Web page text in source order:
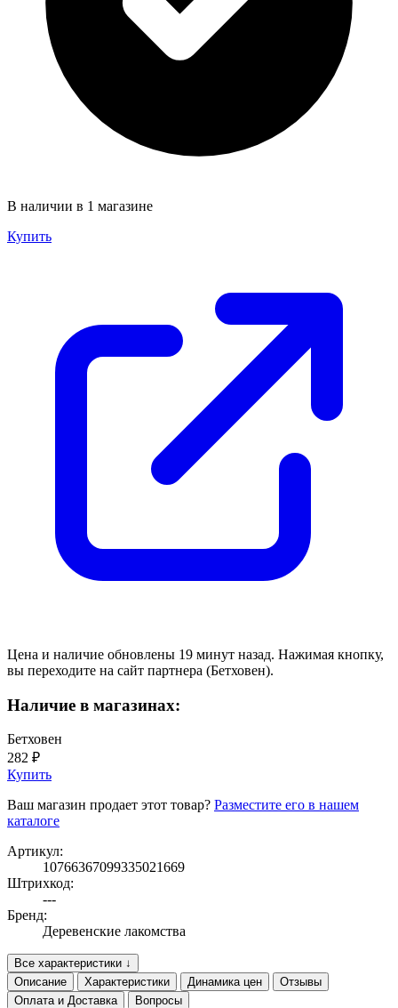
В наличии в 1 магазине
Купить
Цена и наличие обновлены 19 минут назад. Нажимая кнопку,
вы переходите на сайт партнера (Бетховен).
Наличие в магазинах:
Бетховен
282 ₽
Купить
Ваш магазин продает этот товар? Разместите его в нашем
каталоге
Артикул:
10766367099335021669
Штрихкод:
---
Бренд:
Деревенские лакомства
Все характеристики ↓
Описание
Характеристики Динамика цен
Отзывы
Оплата и Доставка
Вопросы